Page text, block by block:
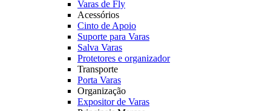
Varas de Fly
Acessórios
Cinto de Apoio
Suporte para Varas
Salva Varas
Protetores e organizador
Transporte
Porta Varas
Organização
Expositor de Varas